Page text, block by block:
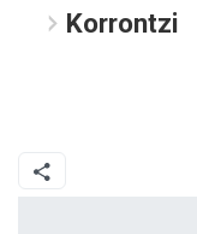
Korrontzi